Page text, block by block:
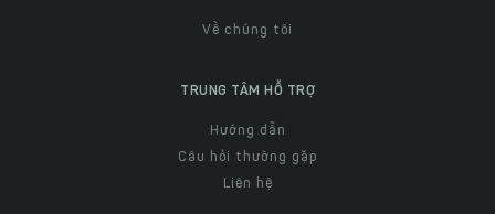
Về chúng tôi
TRUNG TÂM HỖ TRỢ
Hướng dẫn
Câu hỏi thường gặp
Liên hệ